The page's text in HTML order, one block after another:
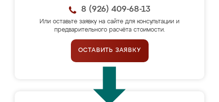
8 (926) 409-68-13
Или оставьте заявку на сайте для консультации и
предварительного расчёта стоимости.
ОСТАВИТЬ ЗАЯВКУ